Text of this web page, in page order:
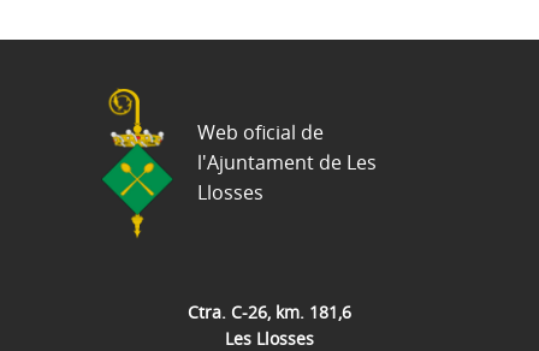
Ctra. C-26, km. 181,6
Les Llosses
Web oficial de
l'Ajuntament de Les
Llosses